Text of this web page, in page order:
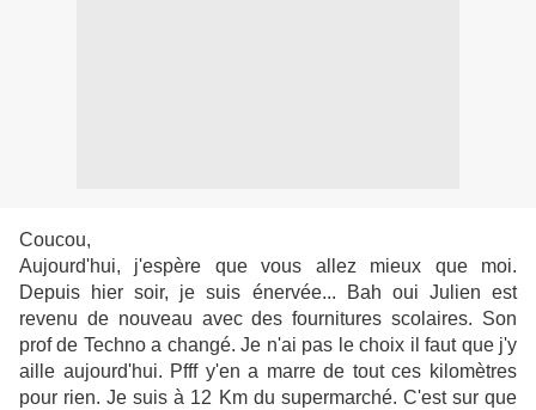
Coucou,
Aujourd'hui, j'espère que vous allez mieux que moi.
Depuis hier soir, je suis énervée... Bah oui Julien est
revenu de nouveau avec des fournitures scolaires. Son
prof de Techno a changé. Je n'ai pas le choix il faut que j'y
aille aujourd'hui. Pfff y'en a marre de tout ces kilomètres
pour rien. Je suis à 12 Km du supermarché. C'est sur que